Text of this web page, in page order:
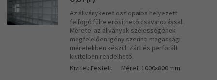
Az állványkeret oszlopaiba helyezett
felfogó fülre erősíthető csavarozással.
Mérete: az állványok szélességének
megfelelően igény szerinti magassági
méretekben készül. Zárt és perforált
kivitelben rendelhető.
Kivitel: Festett
Méret: 1000x800 mm